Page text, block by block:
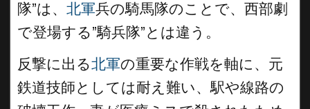
隊”は、 北軍兵の騎馬隊のことで、西部劇
で登場する”騎兵隊”とは違う。
反撃に出る北軍の重要な作戦を軸に、元
鉄道技師としては耐え難い、駅や線路の